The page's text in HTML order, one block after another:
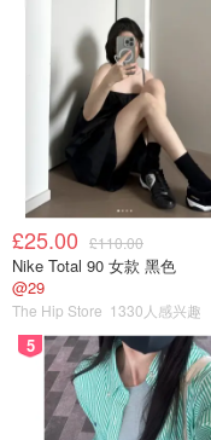
£25.00 £110.00
Nike Total 90 女款 黑色
@29
The Hip Store 1330人感兴趣
5